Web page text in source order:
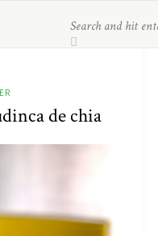
de chia